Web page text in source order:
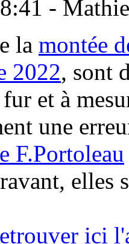
-
la montée
2022, sont
et à
une
F.Portoleau
elles
ici